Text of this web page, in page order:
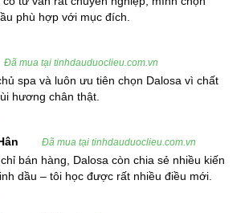
Phẩm
: Tinh Dầu Nữ Lang
: Valerian Root Essential Oil
: Valeriana officinalis
gốc từ châu Âu và châu Á.
Vật: Lang nữ có thân rễ ngắn, lá có
hoa nhỏ màu hồng hoặc trắng, nở từ
phù hợp với mục đích.
Đã mua tại tinhdauduoclieu.com.vn
spa và luôn ưu tiên chọn Dalosa vì chất
hương chân thật.
Đã mua tại tinhdauduoclieu.com.vn
bán hàng, Dalosa còn chia sẻ nhiều kiến
dầu – tôi học được rất nhiều điều mới.